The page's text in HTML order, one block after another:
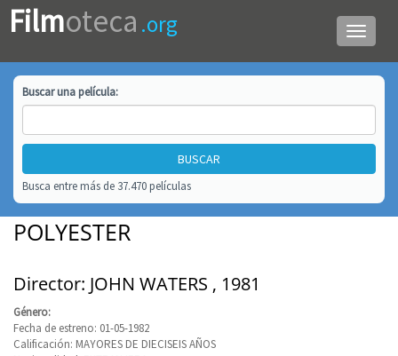
Menú
de
Filmoteca .org
Buscar unapelícula:
Busca entre más de 37.470 películas
POLYESTER
Director: JOHN WATERS , 1981
Género:
Fecha de estreno: 01-05-1982
Calificación: MAYORES DE DIECISEIS AÑOS